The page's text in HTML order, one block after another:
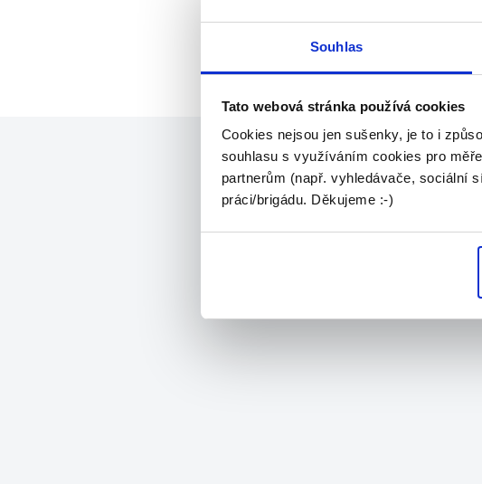
Souhlas
Tato webová stránka používá cookies
Cookies nejsou jen sušenky, je to i
souhlasu s využíváním cookies pro
partnerům (např. vyhledávače, sociální
práci/brigádu. Děkujeme :-)